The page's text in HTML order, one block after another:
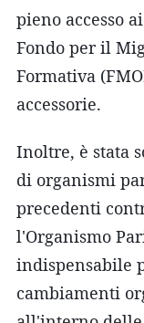
pieno accesso
Fondo per il
Formativa
accessorie.
Inoltre, è stata
di organismi
precedenti
l'Organismo
indispensabile
cambiamenti